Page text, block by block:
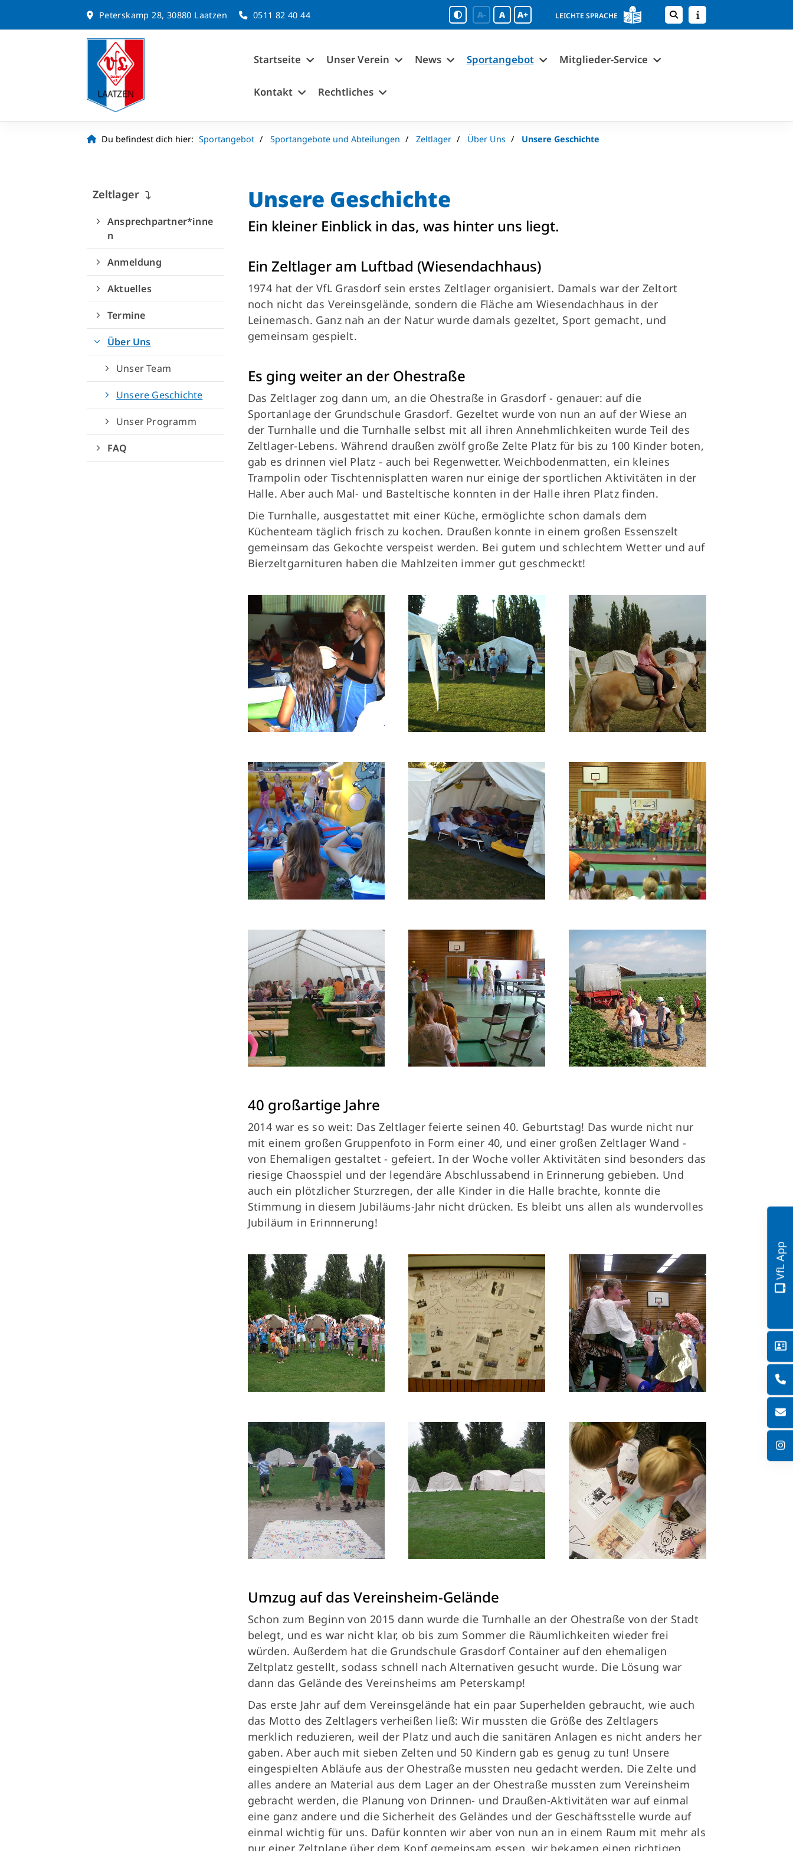
Peterskamp 28, 30880 Laatzen 0511 82 40 44 A- A A+ LEICHTE SPRACHE
Startseite Unser Verein News Sportangebot Mitglieder-Service
Kontakt Rechtliches
Du befindest dich hier: Sportangebot Sportangebote und Abteilungen Zeltlager Über Uns Unsere Geschichte
Unsere Geschichte
Ein kleiner Einblick in das, was hinter uns liegt.
Ein Zeltlager am Luftbad (Wiesendachhaus)
1974 hat der VfL Grasdorf sein erstes Zeltlager organisiert. Damals war der Zeltort
noch nicht das Vereinsgelände, sondern die Fläche am Wiesendachhaus in der
Leinemasch. Ganz nah an der Natur wurde damals gezeltet, Sport gemacht, und
gemeinsam gespielt.
Es ging weiter an der Ohestraße
Das Zeltlager zog dann um, an die Ohestraße in Grasdorf - genauer: auf die
Sportanlage der Grundschule Grasdorf. Gezeltet wurde von nun an auf der Wiese an
der Turnhalle und die Turnhalle selbst mit all ihren Annehmlichkeiten wurde Teil des
Zeltlager-Lebens. Während draußen zwölf große Zelte Platz für bis zu 100 Kinder boten,
gab es drinnen viel Platz - auch bei Regenwetter. Weichbodenmatten, ein kleines
Trampolin oder Tischtennisplatten waren nur einige der sportlichen Aktivitäten in der
Halle. Aber auch Mal- und Basteltische konnten in der Halle ihren Platz finden.
Die Turnhalle, ausgestattet mit einer Küche, ermöglichte schon damals dem
Küchenteam täglich frisch zu kochen. Draußen konnte in einem großen Essenszelt
gemeinsam das Gekochte verspeist werden. Bei gutem und schlechtem Wetter und auf
Bierzeltgarnituren haben die Mahlzeiten immer gut geschmeckt!
40 großartige Jahre
2014 war es so weit: Das Zeltlager feierte seinen 40. Geburtstag! Das wurde nicht nur
mit einem großen Gruppenfoto in Form einer 40, und einer großen Zeltlager Wand -
von Ehemaligen gestaltet - gefeiert. In der Woche voller Aktivitäten sind besonders das
riesige Chaosspiel und der legendäre Abschlussabend in Erinnerung gebieben. Und
auch ein plötzlicher Sturzregen, der alle Kinder in die Halle brachte, konnte die
Stimmung in diesem Jubiläums-Jahr nicht drücken. Es bleibt uns allen als wundervolles
Jubiläum in Erinnnerung!
Umzug auf das Vereinsheim-Gelände
Schon zum Beginn von 2015 dann wurde die Turnhalle an der Ohestraße von der Stadt
belegt, und es war nicht klar, ob bis zum Sommer die Räumlichkeiten wieder frei
würden. Außerdem hat die Grundschule Grasdorf Container auf den ehemaligen
Zeltplatz gestellt, sodass schnell nach Alternativen gesucht wurde. Die Lösung war
dann das Gelände des Vereinsheims am Peterskamp!
Das erste Jahr auf dem Vereinsgelände hat ein paar Superhelden gebraucht, wie auch
das Motto des Zeltlagers verheißen ließ: Wir mussten die Größe des Zeltlagers
merklich reduzieren, weil der Platz und auch die sanitären Anlagen es nicht anders her
gaben. Aber auch mit sieben Zelten und 50 Kindern gab es genug zu tun! Unsere
eingespielten Abläufe aus der Ohestraße mussten neu gedacht werden. Die Zelte und
alles andere an Material aus dem Lager an der Ohestraße mussten zum Vereinsheim
gebracht werden, die Planung von Drinnen- und Draußen-Aktivitäten war auf einmal
eine ganz andere und die Sicherheit des Geländes und der Geschäftsstelle wurde auf
einmal wichtig für uns. Dafür konnten wir aber von nun an in einem Raum mit mehr als
Zeltlager
Ansprechpartner*inne
n
Anmeldung
Aktuelles
Termine
Über Uns
Unser Team
Unsere Geschichte
Unser Programm
FAQ
VfL App
Mitglieder-Service
Alles zur Mitgliedschaft
Fragen & Antworten
Geschäftsstelle
VfL Grasdorf e. V.
30880 Laatzen
0511 82 40 44
aktiv@vfl-grasdorf.de